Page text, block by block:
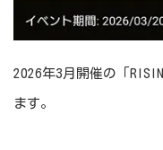
2026年3月開催の「
ます。